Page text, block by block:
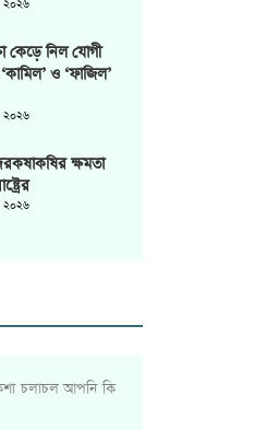
২০২৬
কেড়ে নিল যোগী
ও ‘ফাজিল’
২০২৬
ক্ষমতা
২০২৬
চলাচল আপনি কি